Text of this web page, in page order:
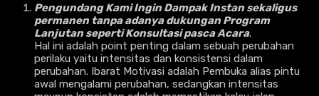
Pengundang Kami Ingin Dampak Instan sekaligus
permanen tanpa adanya dukungan Program
Lanjutan seperti Konsultasi pasca Acara.
Hal ini adalah point penting dalam sebuah perubahan
perilaku yaitu intensitas dan konsistensi dalam
perubahan. Ibarat Motivasi adalah Pembuka alias pintu
awal mengalami perubahan, sedangkan intensitas